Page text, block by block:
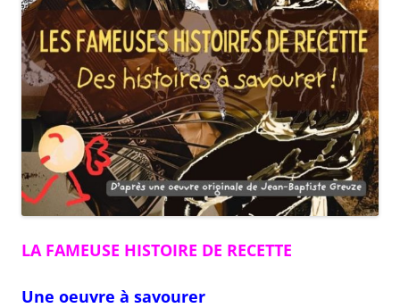
LA FAMEUSE HISTOIRE DE RECETTE
Une oeuvre à savourer